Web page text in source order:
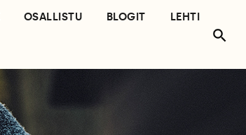
OSALLISTU BLOGIT
LEHTI